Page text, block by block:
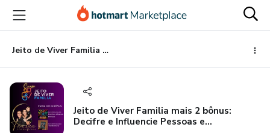
para
conteúdo
principal
para
pagamento
para
rodapé
Jeito de Viver Familia mais 2 bônus: Decifre e Influencie Pessoas e Transforme-se
Jeito de Viver Familia mais 2 bônus:
Decifre e Influencie Pessoas e